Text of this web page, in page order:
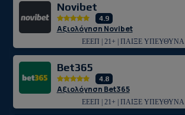
Novibet
4.9
Αξιολόγηση Novibet
ΕΕΕΠ | 21+ | ΠΑΙΞΕ ΥΠΕΥΘΥΝΑ
Bet365
4.8
Αξιολόγηση Bet365
ΕΕΕΠ | 21+ | ΠΑΙΞΕ ΥΠΕΥΘΥΝΑ